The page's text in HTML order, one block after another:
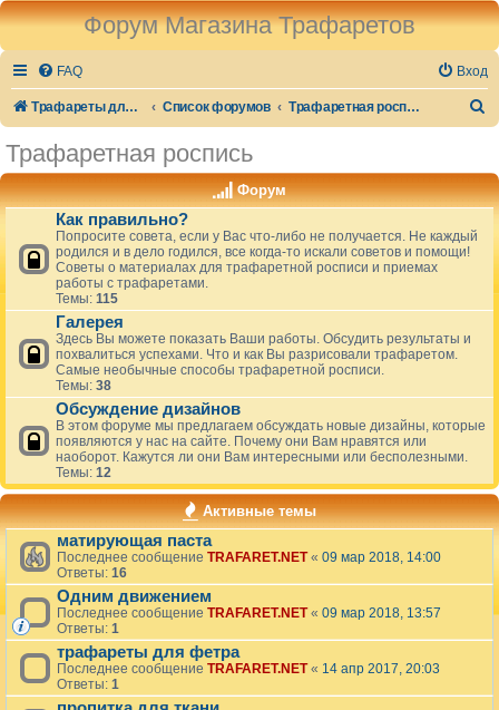
Форум Магазина Трафаретов
FAQ Вход
Трафареты для стен и декора Список форумов Трафаретная роспись
с
Трафаретная роспись
Форум
Как правильно?
Попросите совета, если у Вас что-либо не получается. Не каждый
родился и в дело годился, все когда-то искали советов и помощи!
Советы о материалах для трафаретной росписи и приемах
работы с трафаретами.
Темы: 115
Галерея
Здесь Вы можете показать Ваши работы. Обсудить результаты и
похвалиться успехами. Что и как Вы разрисовали трафаретом.
Самые необычные способы трафаретной росписи.
Темы: 38
Обсуждение дизайнов
В этом форуме мы предлагаем обсуждать новые дизайны, которые
появляются у нас на сайте. Почему они Вам нравятся или
наоборот. Кажутся ли они Вам интересными или бесполезными.
Темы: 12
Активные темы
матирующая паста
Последнее сообщение TRAFARET.NET« 09 мар 2018, 14:00
Ответы: 16
Одним движением
Последнее сообщение TRAFARET.NET« 09 мар 2018, 13:57
Ответы: 1
трафареты для фетра
Последнее сообщение TRAFARET.NET« 14 апр 2017, 20:03
Ответы: 1